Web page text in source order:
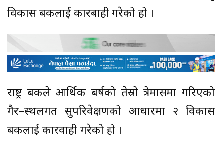
विकास बैंकलाई कारबाही गरेको हो ।
राष्ट्र बैंकले आर्थिक बर्षको तेस्रो त्रेमासमा गरिएको
गैर–स्थलगत सुपरिवेक्षणको आधारमा २ विकास
बैंकलाई कारवाही गरेको हो ।